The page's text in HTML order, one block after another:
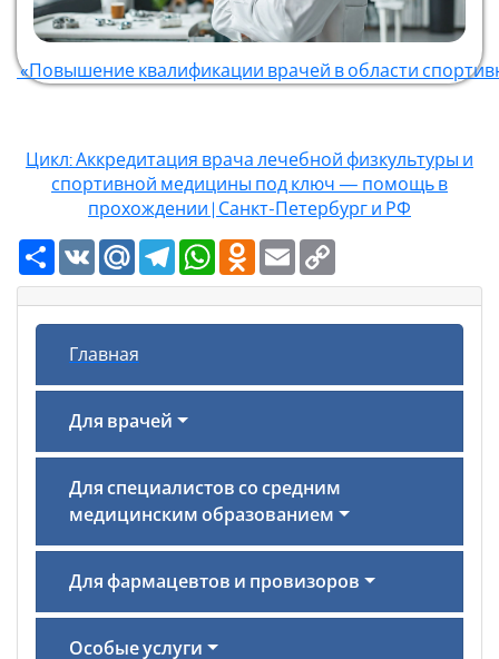
«Повышение квалификации врачей в области
Цикл: Аккредитация врача лечебной физкультуры и
спортивной медицины под ключ — помощь в
прохождении | Санкт-Петербург и РФ
Ресурс
VK Mail.RuTelegramWhatsAppOdnoklassniki
Email
Главная
Для врачей
Для специалистов со средним
медицинским образованием
Для фармацевтов и провизоров
Особые услуги